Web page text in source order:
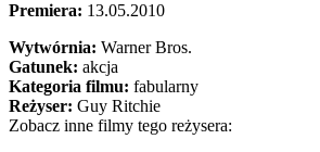
Premiera: 13.05.2010
Wytwórnia: Warner Bros.
Gatunek: akcja
Kategoria filmu: fabularny
Reżyser: Guy Ritchie
Zobacz inne filmy tego reżysera: